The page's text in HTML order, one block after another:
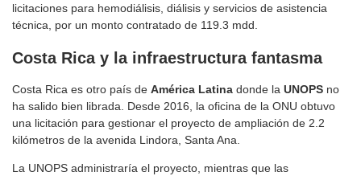
licitaciones para hemodiálisis, diálisis y servicios de asistencia
técnica, por un monto contratado de 119.3 mdd.
Costa Rica y la infraestructura fantasma
Costa Rica es otro país de América Latina donde la UNOPS no
ha salido bien librada. Desde 2016, la oficina de la ONU obtuvo
una licitación para gestionar el proyecto de ampliación de 2.2
kilómetros de la avenida Lindora, Santa Ana.
La UNOPS administraría el proyecto, mientras que las